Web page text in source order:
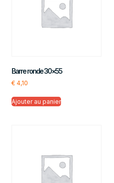
Barre ronde 30×55
€4,10
Ajouter au panier